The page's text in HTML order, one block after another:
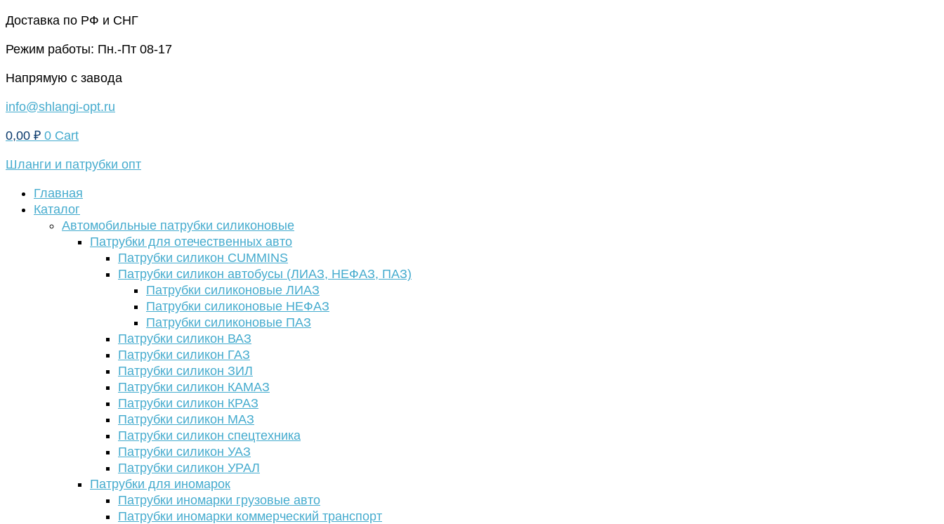
Перейти
содержимому
Доставка по РФ и СНГ
Режим работы: Пн.-Пт 08-17
Напрямую с завода
info@shlangi-opt.ru
0,00 ₽ 0 Cart
Шланги и патрубки опт
Главная
Каталог
Автомобильные патрубки силиконовые
Патрубки для отечественных авто
Патрубки силикон CUMMINS
Патрубки силикон автобусы (ЛИАЗ, НЕФАЗ, ПАЗ)
Патрубки силиконовые ЛИАЗ
Патрубки силиконовые НЕФАЗ
Патрубки силиконовые ПАЗ
Патрубки силикон ВАЗ
Патрубки силикон ГАЗ
Патрубки силикон ЗИЛ
Патрубки силикон КАМАЗ
Патрубки силикон КРАЗ
Патрубки силикон МАЗ
Патрубки силикон спецтехника
Патрубки силикон УАЗ
Патрубки силикон УРАЛ
Патрубки для иномарок
Патрубки иномарки грузовые авто
Патрубки иномарки коммерческий транспорт